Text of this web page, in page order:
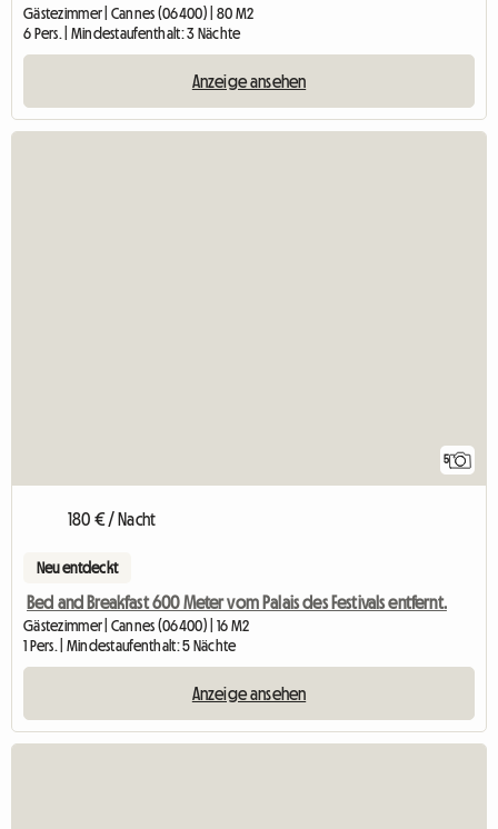
Gästezimmer | Cannes (06400) | 80 M2
6 Pers. | Mindestaufenthalt: 3 Nächte
Anzeige ansehen
5
180 € / Nacht
Neu entdeckt
Bed and Breakfast 600 Meter vom Palais des Festivals entfernt.
Gästezimmer | Cannes (06400) | 16 M2
1 Pers. | Mindestaufenthalt: 5 Nächte
Anzeige ansehen